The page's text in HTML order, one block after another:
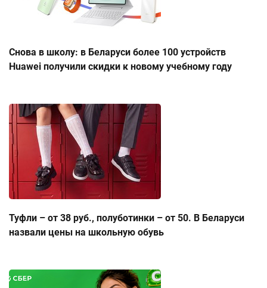
Снова в школу: в Беларуси более 100 устройств
Huawei получили скидки к новому учебному году
Туфли – от 38 руб., полуботинки – от 50. В Беларуси
назвали цены на школьную обувь